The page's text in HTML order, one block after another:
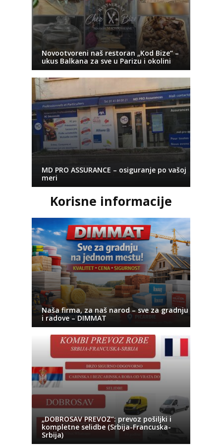
Novootvoreni naš restoran „Kod Bize“ –
ukus Balkana za sve u Parizu i okolini
MD PRO ASSURANCE – osiguranje po vašoj
meri
Korisne informacije
Naša firma, za naš narod – sve za gradnju
i radove – DIMMAT
„DOBROSAV PREVOZ“: prevoz pošiljki i
kompletne selidbe (Srbija-Francuska-
Srbija)